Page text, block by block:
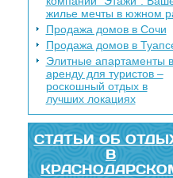
жилье мечты в южном
Продажа домов в Сочи
Продажа домов в
Элитные апартаменты в
аренду для туристов –
роскошный отдых в
лучших локациях
СТАТЬИ ОБ
В